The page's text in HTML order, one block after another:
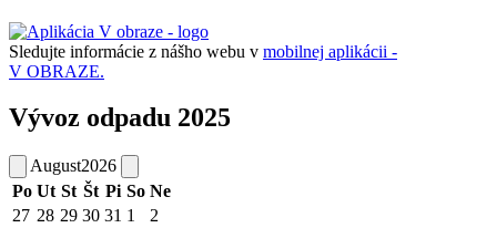
Sledujte informácie z nášho webu v mobilnej aplikácii -
V OBRAZE.
Vývoz odpadu 2025
August2026
Po Ut St Št Pi So Ne
27 28 29 30 31 1
2